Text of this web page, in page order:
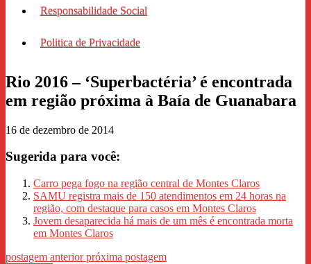
Responsabilidade Social
Politica de Privacidade
Rio 2016 – ‘Superbactéria’ é encontrada
em região próxima à Baía de Guanabara
16 de dezembro de 2014
Sugerida para você:
Carro pega fogo na região central de Montes Claros
SAMU registra mais de 150 atendimentos em 24 horas na
região, com destaque para casos em Montes Claros
Jovem desaparecida há mais de um mês é encontrada morta
em Montes Claros
postagem anteriorpróxima postagem